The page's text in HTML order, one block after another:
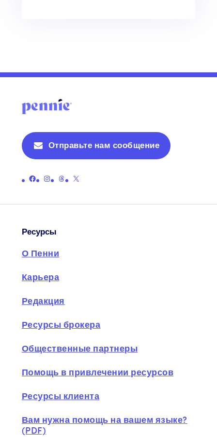
Отправьте нам сообщение
Ссылка на официальную страницу Пенни в Facebook
Ссылка на официальную страницу Пенни в Instagram
Ссылка на официальную страницу ниток ПенниСсылка на официальную страницу Пенни в X (бывший Twitter)
Ресурсы
О Пенни
Карьера
Редакция
Ресурсы брокера
Общественные партнеры
Помощь в привлечении ресурсов
Ресурсы клиента
Вам нужна помощь на вашем языке?
(PDF)